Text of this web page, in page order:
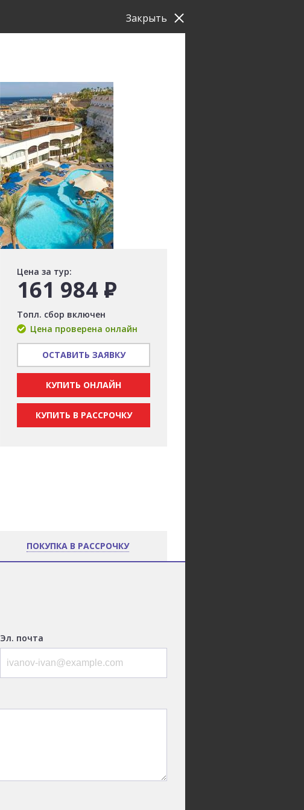
Цена за тур:
161 984 Р
Топл. сбор включен
Цена проверена онлайн
ОСТАВИТЬ ЗАЯВКУ
КУПИТЬ ОНЛАЙН
КУПИТЬ В РАССРОЧКУ
ПОКУПКА В РАССРОЧКУ
Эл. почта
Закрыть